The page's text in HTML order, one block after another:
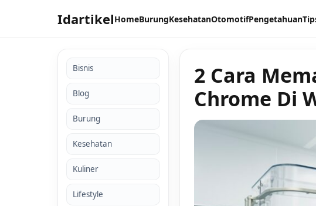
IdartikelHomeBurungKesehatanOtomotifPengetahuan
Bisnis
Blog
Burung
Kesehatan
Kuliner
Lifestyle
2 Cara
Chrome Di